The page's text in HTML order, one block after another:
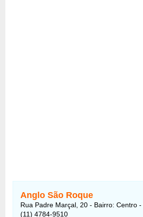
Anglo São Roque
Rua Padre Marçal, 20 - Bairro: Centro
(11) 4784-9510